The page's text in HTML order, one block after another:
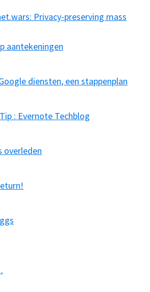
Privacy-preserving mass
aantekeningen
diensten, een stappenplan
: Evernote Techblog
overleden